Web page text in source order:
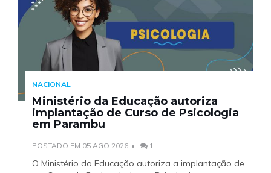
NACIONAL
Ministério da Educação autoriza
implantação de Curso de Psicologia
em Parambu
POSTADO EM 05 AGO 2026 1
O Ministério da Educação autoriza a implantação de